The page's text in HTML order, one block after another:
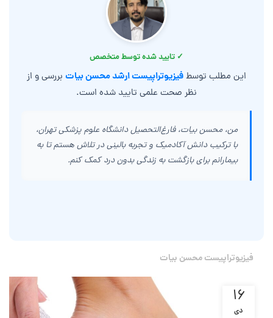
✓ تایید شده توسط متخصص
این مطلب توسطفیزیوتراپیست ارشد محسن بیات بررسی و از
نظر صحت علمی تایید شده است.
من، محسن بیات، فارغ‌التحصیل دانشگاه علوم پزشکی تهران،
با ترکیب دانش آکادمیک و تجربه بالینی در تلاش هستم تا به
بیمارانم برای بازگشت به زندگی بدون درد کمک کنم.
فیزیوتراپیست محسن بیات
۱۶
دی